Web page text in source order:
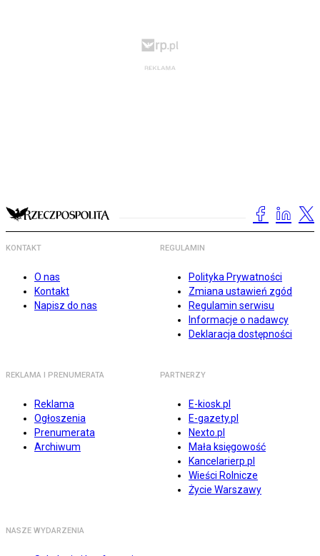
KONTAKT
O nas
Kontakt
Napisz do nas
REGULAMIN
Polityka Prywatności
Zmiana ustawień zgód
Regulamin serwisu
Informacje o nadawcy
Deklaracja dostępności
REKLAMA I PRENUMERATA
Reklama
Ogłoszenia
Prenumerata
Archiwum
PARTNERZY
E-kiosk.pl
E-gazety.pl
Nexto.pl
Mała księgowość
Kancelarierp.pl
Wieści Rolnicze
Życie Warszawy
NASZE WYDARZENIA